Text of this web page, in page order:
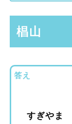
椙山
答え
すぎやま